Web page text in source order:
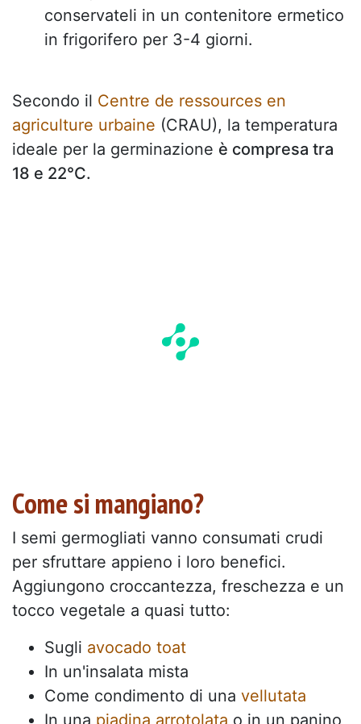
conservateli in un contenitore ermetico
in frigorifero per 3-4 giorni.
Secondo il Centre de ressources en
agriculture urbaine (CRAU), la temperatura
ideale per la germinazione è compresa tra
18 e 22°C.
Come si mangiano?
I semi germogliati vanno consumati crudi
per sfruttare appieno i loro benefici.
Aggiungono croccantezza, freschezza e un
tocco vegetale a quasi tutto:
Sugli avocado toat
In un'insalata mista
Come condimento di una vellutata